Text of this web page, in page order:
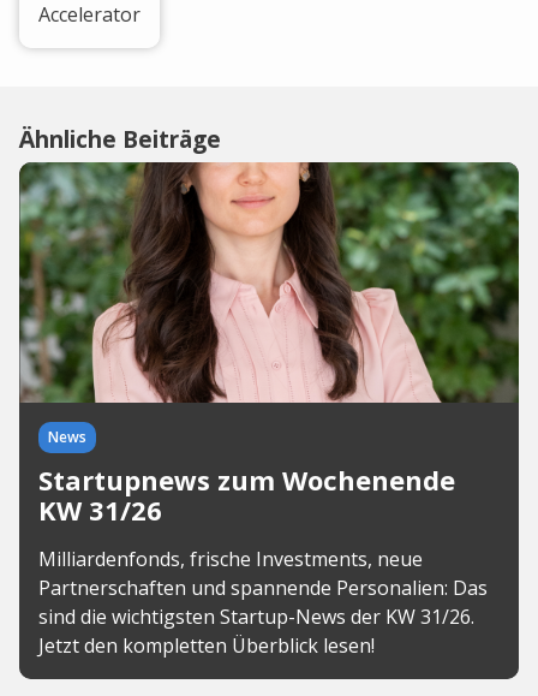
Accelerator
Ähnliche Beiträge
News
Startupnews zum Wochenende
KW 31/26
Milliardenfonds, frische Investments, neue
Partnerschaften und spannende Personalien: Das
sind die wichtigsten Startup-News der KW 31/26.
Jetzt den kompletten Überblick lesen!